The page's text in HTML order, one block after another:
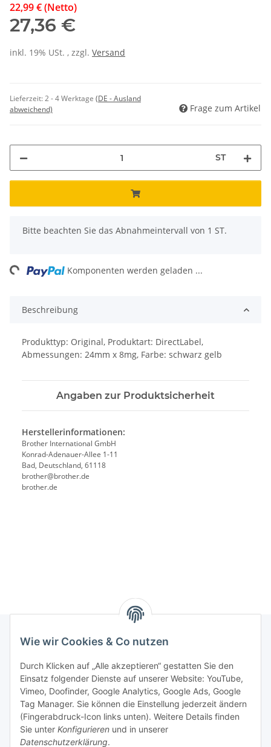
Wie wir Cookies & Co nutzen
Durch Klicken auf „Alle akzeptieren“ gestatten Sie den
Einsatz folgender Dienste auf unserer Website: YouTube,
Vimeo, Doofinder, Google Analytics, Google Ads, Google
Tag Manager. Sie können die Einstellung jederzeit ändern
(Fingerabdruck-Icon links unten). Weitere Details finden
Sie unter Konfigurieren und in unserer
Datenschutzerklärung.
22,99 € (Netto)
27,36 €
inkl. 19% USt. , zzgl. Versand
Lieferzeit:2 - 4 Werktage (DE - Ausland
abweichend)
Frage zum Artikel
ST
x
Bitte beachten Sie das Abnahmeintervall von 1 ST.
Komponenten werden geladen ...
Beschreibung
Produkttyp: Original, Produktart: DirectLabel,
Abmessungen: 24mm x 8mg, Farbe: schwarz gelb
Angaben zur Produktsicherheit
Herstellerinformationen:
Brother International GmbH
Konrad-Adenauer-Allee 1-11
Bad, Deutschland, 61118
brother@brother.de
brother.de
Rechtliches
Allgemeines
Firma